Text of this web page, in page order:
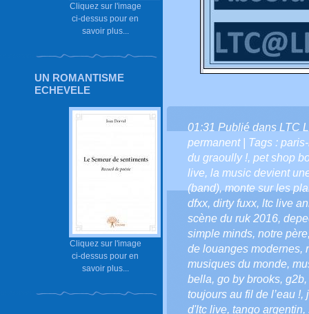
Cliquez sur l'image
ci-dessus pour en
savoir plus...
UN ROMANTISME
ECHEVELE
Cliquez sur l'image
ci-dessus pour en
savoir plus...
01:31 Publié dans LTC
permanent| Tags :
du graoully !, pet shop
live, la music devient
(band),monte sur les
dfxx, dirty fuxx, ltc live
scène du ruk 2016,
simple minds, notre père
de louanges modernes,
musiques du monde,
bella, go by brooks, g2b,
toujours au fil de l’eau !,
d'ltc live, tango argentin,